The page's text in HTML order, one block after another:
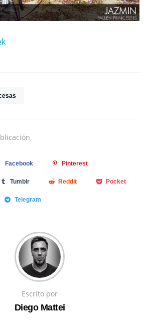
Facebook Pinterest
Tumblr Reddit Pocket
Telegram
Escrito por
Diego Mattei